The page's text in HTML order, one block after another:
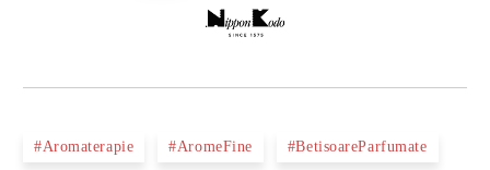
#Aromaterapie #AromeFine #BetisoareParfumate